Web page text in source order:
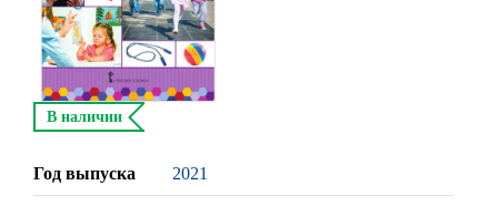
В наличии
Год выпуска 2021